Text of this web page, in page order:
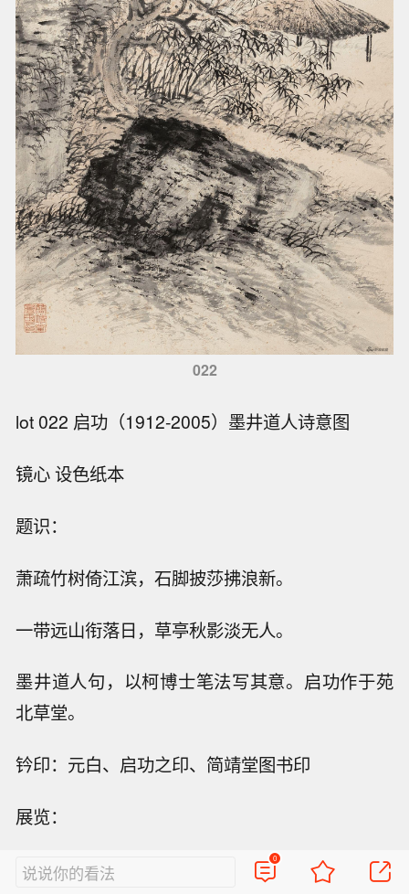
022
lot 022 启功（1912-2005）墨井道人诗意图
镜心 设色纸本
题识：
萧疏竹树倚江滨，石脚披莎拂浪新。
一带远山衔落日，草亭秋影淡无人。
墨井道人句，以柯博士笔法写其意。启功作于苑
北草堂。
钤印：元白、启功之印、简靖堂图书印
展览：
（一）“启元白书画展”，北京中山公园，1943
说说你的看法
0